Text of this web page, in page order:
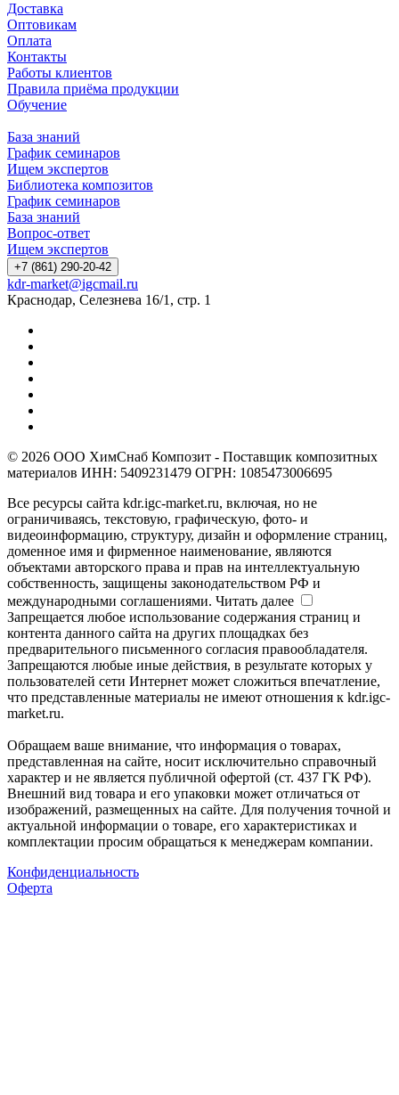
Доставка
Оптовикам
Оплата
Контакты
Работы клиентов
Правила приёма продукции
Обучение
База знаний
График семинаров
Ищем экспертов
Библиотека композитов
График семинаров
База знаний
Вопрос-ответ
Ищем экспертов
+7 (861) 290-20-42
kdr-market@igcmail.ru
Краснодар, Селезнева 16/1, стр. 1
© 2026 ООО ХимСнаб Композит - Поставщик композитных
материалов ИНН: 5409231479 ОГРН: 1085473006695
Все ресурсы сайта kdr.igc-market.ru, включая, но не
ограничиваясь, текстовую, графическую, фото- и
видеоинформацию, структуру, дизайн и оформление страниц,
доменное имя и фирменное наименование, являются
объектами авторского права и прав на интеллектуальную
собственность, защищены законодательством РФ и
международными соглашениями. Читать далее
Запрещается любое использование содержания страниц и
контента данного сайта на других площадках без
предварительного письменного согласия правообладателя.
Запрещаются любые иные действия, в результате которых у
пользователей сети Интернет может сложиться впечатление,
что представленные материалы не имеют отношения к kdr.igc-
market.ru.
Обращаем ваше внимание, что информация о товарах,
представленная на сайте, носит исключительно справочный
характер и не является публичной офертой (ст. 437 ГК РФ).
Внешний вид товара и его упаковки может отличаться от
изображений, размещенных на сайте. Для получения точной и
актуальной информации о товаре, его характеристиках и
комплектации просим обращаться к менеджерам компании.
Конфиденциальность
Оферта